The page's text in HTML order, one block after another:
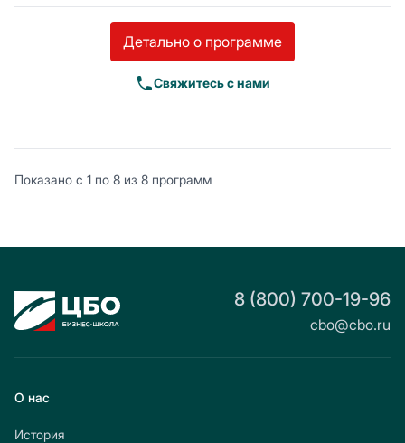
Детально о программе
Свяжитесь с нами
Показано с 1 по 8 из 8 программ
8 (800) 700-19-96
cbo@cbo.ru
О нас
История